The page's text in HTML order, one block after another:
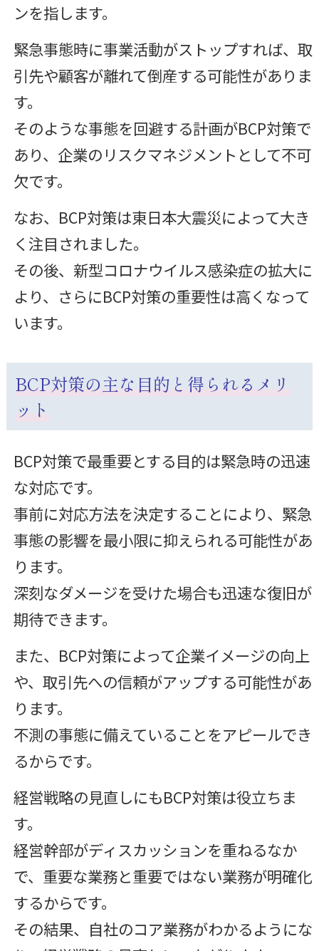
ンを指します。
緊急事態時に事業活動がストップすれば、取
引先や顧客が離れて倒産する可能性がありま
す。
そのような事態を回避する計画がBCP対策で
あり、企業のリスクマネジメントとして不可
欠です。
なお、BCP対策は東日本大震災によって大き
く注目されました。
その後、新型コロナウイルス感染症の拡大に
より、さらにBCP対策の重要性は高くなって
います。
BCP対策の主な目的と得られるメリ
ット
BCP対策で最重要とする目的は緊急時の迅速
な対応です。
事前に対応方法を決定することにより、緊急
事態の影響を最小限に抑えられる可能性があ
ります。
深刻なダメージを受けた場合も迅速な復旧が
期待できます。
また、BCP対策によって企業イメージの向上
や、取引先への信頼がアップする可能性があ
ります。
不測の事態に備えていることをアピールでき
るからです。
経営戦略の見直しにもBCP対策は役立ちま
す。
経営幹部がディスカッションを重ねるなか
で、重要な業務と重要ではない業務が明確化
するからです。
その結果、自社のコア業務がわかるようにな